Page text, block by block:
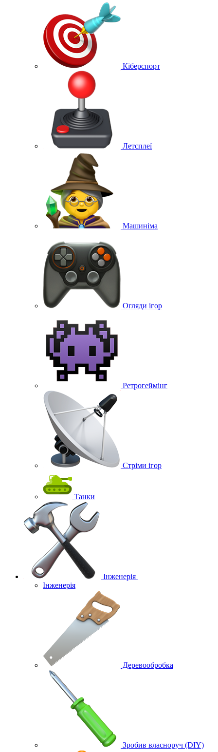
Кіберспорт
Летсплеї
Машиніма
Огляди ігор
Ретрогеймінг
Стріми ігор
Танки
Інженерія
Інженерія
Деревообробка
Зробив власноруч (DIY)